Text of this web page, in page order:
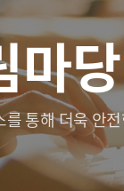
마당
통해 더욱 안